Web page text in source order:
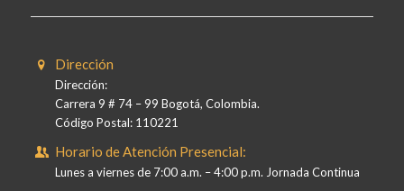
Dirección
Dirección:
Carrera 9 # 74 – 99 Bogotá, Colombia.
Código Postal: 110221
Horario de Atención Presencial:
Lunes a viernes de 7:00 a.m. – 4:00 p.m. Jornada Continua